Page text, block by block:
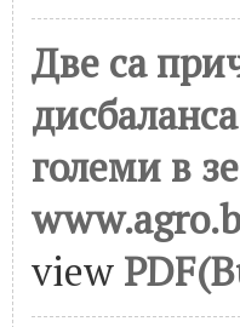
Две са
големи в
view